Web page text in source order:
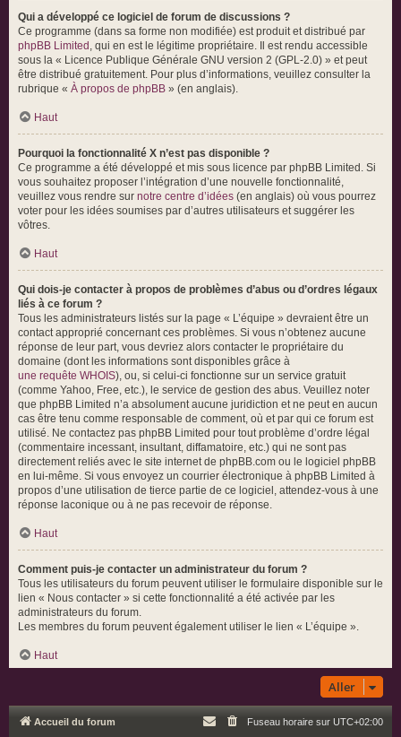
Qui a développé ce logiciel de forum de discussions ?
Ce programme (dans sa forme non modifiée) est produit et distribué par
phpBB Limited , qui en est le légitime propriétaire. Il est rendu accessible
sous la « Licence Publique Générale GNU version 2 (GPL-2.0) » et peut
être distribué gratuitement. Pour plus d’informations, veuillez consulter la
rubrique « À propos de phpBB » (en anglais).
Haut
Pourquoi la fonctionnalité X n’est pas disponible ?
Ce programme a été développé et mis sous licence par phpBB Limited. Si
vous souhaitez proposer l’intégration d’une nouvelle fonctionnalité,
veuillez vous rendre sur notre centre d’idées (en anglais) où vous pourrez
voter pour les idées soumises par d’autres utilisateurs et suggérer les
vôtres.
Haut
Qui dois-je contacter à propos de problèmes d’abus ou d’ordres légaux
liés à ce forum ?
Tous les administrateurs listés sur la page « L’équipe » devraient être un
contact approprié concernant ces problèmes. Si vous n’obtenez aucune
réponse de leur part, vous devriez alors contacter le propriétaire du
domaine (dont les informations sont disponibles grâce à
une requête WHOIS), ou, si celui-ci fonctionne sur un service gratuit
(comme Yahoo, Free, etc.), le service de gestion des abus. Veuillez noter
que phpBB Limited n’a absolument aucune juridiction et ne peut en aucun
cas être tenu comme responsable de comment, où et par qui ce forum est
utilisé. Ne contactez pas phpBB Limited pour tout problème d’ordre légal
(commentaire incessant, insultant, diffamatoire, etc.) qui ne sont pas
directement reliés avec le site internet de phpBB.com ou le logiciel phpBB
en lui-même. Si vous envoyez un courrier électronique à phpBB Limited à
propos d’une utilisation de tierce partie de ce logiciel, attendez-vous à une
réponse laconique ou à ne pas recevoir de réponse.
Haut
Comment puis-je contacter un administrateur du forum ?
Tous les utilisateurs du forum peuvent utiliser le formulaire disponible sur le
lien « Nous contacter » si cette fonctionnalité a été activée par les
administrateurs du forum.
Les membres du forum peuvent également utiliser le lien « L’équipe ».
Haut
Aller
Accueil du forum Fuseau horaire sur UTC+02:00